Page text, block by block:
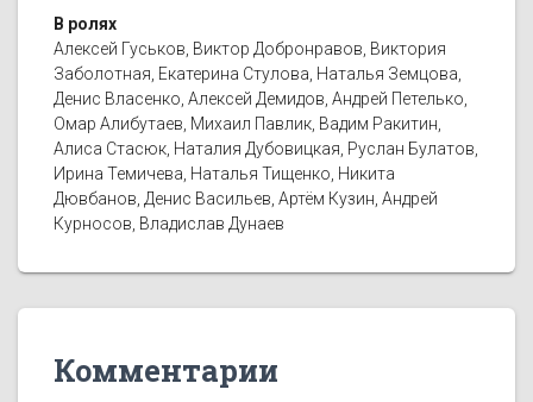
В ролях
Алексей Гуськов, Виктор Добронравов, Виктория
Заболотная, Екатерина Стулова, Наталья Земцова,
Денис Власенко, Алексей Демидов, Андрей Петелько,
Омар Алибутаев, Михаил Павлик, Вадим Ракитин,
Алиса Стасюк, Наталия Дубовицкая, Руслан Булатов,
Ирина Темичева, Наталья Тищенко, Никита
Дювбанов, Денис Васильев, Артём Кузин, Андрей
Курносов, Владислав Дунаев
Комментарии